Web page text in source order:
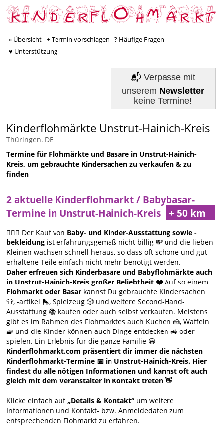
« Übersicht + Termin vorschlagen
? Häufige Fragen
♥ Unterstützung
📬 Verpasse mit
unserem Newsletter
keine Termine!
Kinderflohmärkte Unstrut-Hainich-Kreis
Thüringen, DE
Termine für Flohmärkte und Basare in Unstrut-Hainich-
Kreis, um gebrauchte Kindersachen zu verkaufen & zu
finden
2 aktuelle Kinderflohmarkt / Babybasar-
Termine in Unstrut-Hainich-Kreis
🙋🏻‍♀️ Der Kauf von Baby- und Kinder-Ausstattung sowie -
bekleidung ist erfahrungsgemäß nicht billig 💸 und die lieben
Kleinen wachsen schnell heraus, so dass oft schöne und gut
erhaltene Teile einfach nicht mehr benötigt werden.
Daher erfreuen sich Kinderbasare und Babyflohmärkte auch
in Unstrut-Hainich-Kreis großer Beliebtheit ❤️Auf so einem
Flohmarkt oder Basar kannst Du gebrauchte Kindersachen
👕, -artikel 🛼, Spielzeug 🎲 und weitere Second-Hand-
Ausstattung 📚 kaufen oder auch selbst verkaufen. Meistens
gibt es im Rahmen des Flohmarktes auch Kuchen 🍰, Waffeln
🧇 und die Kinder können auch Dinge entdecken 🚜 oder
spielen. Ein Erlebnis für die ganze Familie 😀
Kinderflohmarkt.com präsentiert dir immer die nächsten
Kinderflohmarkt-Termine 📅 in Unstrut-Hainich-Kreis. Hier
findest du alle nötigen Informationen und kannst oft auch
gleich mit dem Veranstalter in Kontakt treten 👋
Klicke einfach auf„Details & Kontakt“ um weitere
Informationen und Kontakt- bzw. Anmeldedaten zum
entsprechenden Flohmarkt zu erfahren.